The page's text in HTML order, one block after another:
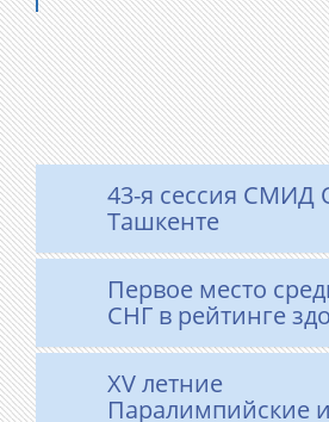
43-я сессия СМИД
Ташкенте
Первое место
СНГ в рейтинге
XV летние
Паралимпийские